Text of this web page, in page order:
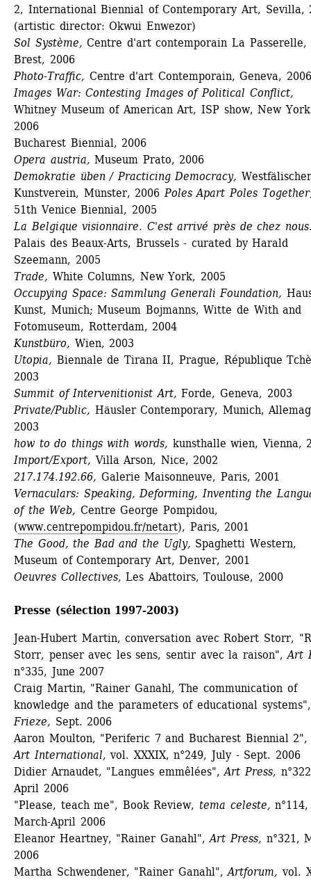
2, International Biennial of Contemporary Art, Sevilla,
(artistic director: Okwui Enwezor)
Sol Système, Centre d'art contemporain La Passerelle,
Brest, 2006
Photo-Traffic, Centre d'art Contemporain, Geneva, 2006
Images War: Contesting Images of Political Conflict,
Whitney Museum of American Art, ISP show, New
2006
Bucharest Biennial, 2006
Opera austria, Museum Prato, 2006
Demokratie üben / Practicing Democracy,
Kunstverein, Münster, 2006 Poles Apart Poles
51th Venice Biennial, 2005
La Belgique visionnaire. C'est arrivé près de chez
Palais des Beaux-Arts, Brussels - curated by Harald
Szeemann, 2005
Trade, White Columns, New York, 2005
Occupying Space: Sammlung Generali Foundation,
Kunst, Munich; Museum Bojmanns, Witte de With and
Fotomuseum, Rotterdam, 2004
Kunstbüro, Wien, 2003
Utopia, Biennale de Tirana II, Prague, République
2003
Summit of Intervenitionist Art, Forde, Geneva, 2003
Private/Public, Häusler Contemporary, Munich,
2003
how to do things with words, kunsthalle wien, Vienna,
Import/Export, Villa Arson, Nice, 2002
217.174.192.66, Galerie Maisonneuve, Paris, 2001
Vernaculars: Speaking, Deforming, Inventing the
of the Web, Centre George Pompidou,
(www.centrepompidou.fr/netart), Paris, 2001
The Good, the Bad and the Ugly, Spaghetti Western,
Museum of Contemporary Art, Denver, 2001
Oeuvres Collectives, Les Abattoirs, Toulouse, 2000
Presse (sélection 1997-2003)
Jean-Hubert Martin, conversation avec Robert Storr,
Storr, penser avec les sens, sentir avec la raison", Art
n°335, June 2007
Craig Martin, "Rainer Ganahl, The communication of
knowledge and the parameters of educational systems",
Frieze, Sept. 2006
Aaron Moulton, "Periferic 7 and Bucharest Biennial
Art International, vol. XXXIX, n°249, July - Sept. 2006
Didier Arnaudet, "Langues emmêlées", Art Press,
April 2006
"Please, teach me", Book Review, tema celeste, n°114,
March-April 2006
Eleanor Heartney, "Rainer Ganahl", Art Press, n°321,
2006
Martha Schwendener, "Rainer Ganahl", Artforum, vol.